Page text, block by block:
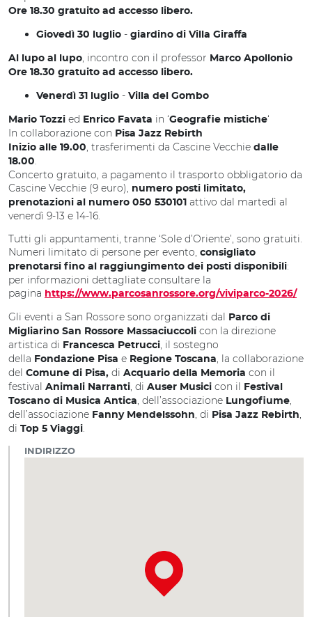
Ore 18.30 gratuito ad accesso libero.
Giovedì 30 luglio - giardino di Villa Giraffa
Al lupo al lupo, incontro con il professor Marco Apollonio
Ore 18.30 gratuito ad accesso libero.
Venerdì 31 luglio - Villa del Gombo
Mario Tozzi ed Enrico Favata in ‘Geografie mistiche‘
In collaborazione con Pisa Jazz Rebirth
Inizio alle 19.00, trasferimenti da Cascine Vecchie dalle
18.00.
Concerto gratuito, a pagamento il trasporto obbligatorio da
Cascine Vecchie (9 euro), numero posti limitato,
prenotazioni al numero 050 530101 attivo dal martedì al
venerdì 9-13 e 14-16.
Tutti gli appuntamenti, tranne ‘Sole d’Oriente’, sono gratuiti.
Numeri limitato di persone per evento, consigliato
prenotarsi fino al raggiungimento dei posti disponibili:
per informazioni dettagliate consultare la
pagina https://www.parcosanrossore.org/viviparco-2026/
Gli eventi a San Rossore sono organizzati dal Parco di
Migliarino San Rossore Massaciuccoli con la direzione
artistica di Francesca Petrucci, il sostegno
della Fondazione Pisa e Regione Toscana, la collaborazione
del Comune di Pisa, di Acquario della Memoria con il
festival Animali Narranti, di Auser Musici con il Festival
Toscano di Musica Antica, dell’associazione Lungofiume,
dell’associazione Fanny Mendelssohn, di Pisa Jazz Rebirth,
di Top 5 Viaggi.
INDIRIZZO